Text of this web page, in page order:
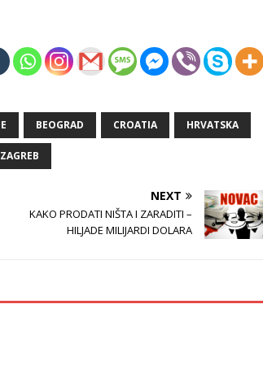
BEOGRAD CROATIA HRVATSKA
ZAGREB
NEXT
KAKO PRODATI NIŠTA I ZARADITI –
HILJADE MILIJARDI DOLARA